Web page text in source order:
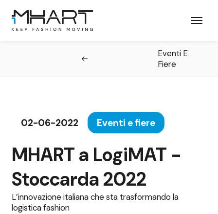
main
Eventi E
Fiere
02-06-2022 Eventi e fiere
MHART a LogiMAT -
Stoccarda 2022
L’innovazione italiana che sta trasformando la
logistica fashion